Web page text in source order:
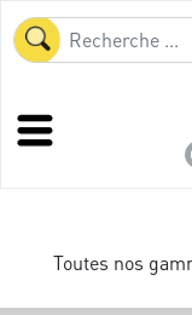
Toutes nos